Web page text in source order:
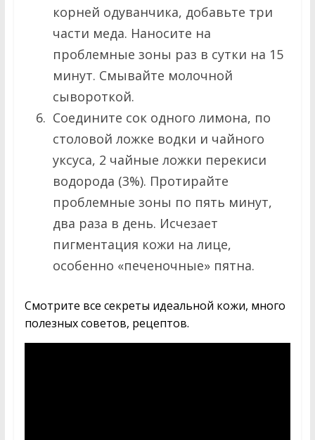
корней одуванчика, добавьте три
части меда. Наносите на
проблемные зоны раз в сутки на 15
минут. Смывайте молочной
сывороткой.
Соедините сок одного лимона, по
столовой ложке водки и чайного
уксуса, 2 чайные ложки перекиси
водорода (3%). Протирайте
проблемные зоны по пять минут,
два раза в день. Исчезает
пигментация кожи на лице,
особенно «печеночные» пятна.
Смотрите все секреты идеальной кожи, много
полезных советов, рецептов.